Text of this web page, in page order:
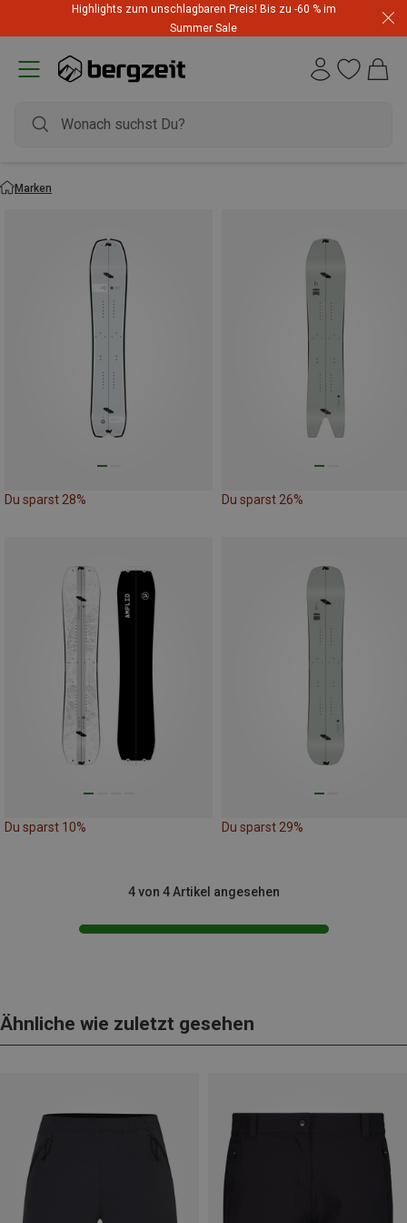
Highlights zum unschlagbaren Preis! Bis zu -60 % im
Summer Sale
Marken
Du sparst 28% Du sparst 26%
Du sparst 10% Du sparst 29%
4 von 4 Artikel angesehen
Ähnliche wie zuletzt gesehen